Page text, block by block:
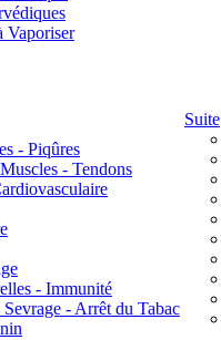
Vaporiser
- Piqûres
- Tendons
- Immunité
- Arrêt du Tabac
Suite